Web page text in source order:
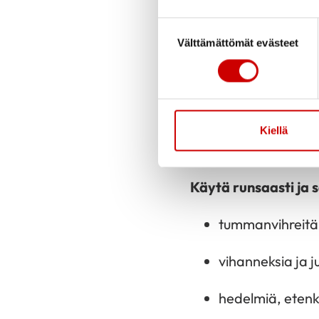
Välttämättömät evästeet
Kiellä
MIND-ruokavalio
perinteiseen
mukaisesti
Aivoterveellinen,
Käytä runsaasti ja
vihanneksia ja
hedelmiä,